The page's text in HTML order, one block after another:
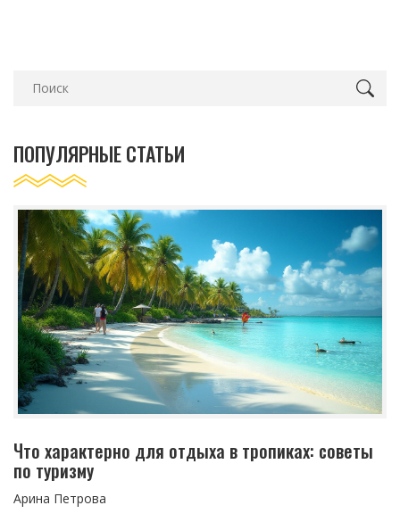
ПОПУЛЯРНЫЕ СТАТЬИ
Что характерно для отдыха в тропиках: советы
по туризму
Арина Петрова